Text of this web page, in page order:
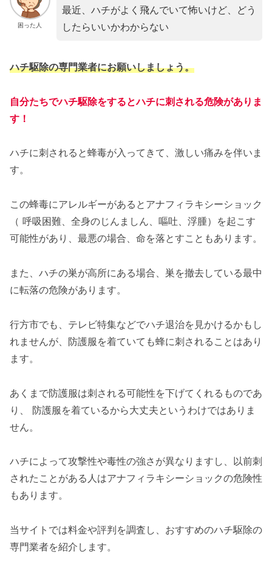
困った人
最近、ハチがよく飛んでいて怖いけど、どう
したらいいかわからない
ハチ駆除の専門業者にお願いしましょう。
自分たちでハチ駆除をするとハチに刺される危険がありま
す！
ハチに刺されると蜂毒が入ってきて、激しい痛みを伴いま
す。
この蜂毒にアレルギーがあるとアナフィラキシーショック
（ 呼吸困難、全身のじんましん、嘔吐、浮腫）を起こす
可能性があり、最悪の場合、命を落とすこともあります。
また、ハチの巣が高所にある場合、巣を撤去している最中
に転落の危険があります。
行方市でも、テレビ特集などでハチ退治を見かけるかもし
れませんが、防護服を着ていても蜂に刺されることはあり
ます。
あくまで防護服は刺される可能性を下げてくれるものであ
り、 防護服を着ているから大丈夫というわけではありま
せん。
ハチによって攻撃性や毒性の強さが異なりますし、以前刺
されたことがある人はアナフィラキシーショックの危険性
もあります。
当サイトでは料金や評判を調査し、おすすめのハチ駆除の
専門業者を紹介します。